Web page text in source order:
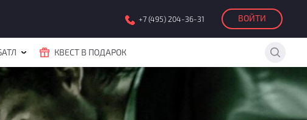
+7 (495) 204-36-31 ВОЙТИ
КВЕСТ В ПОДАРОК